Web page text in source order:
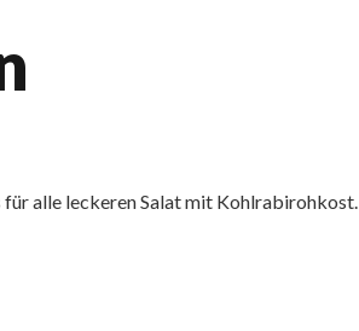
für alle leckeren Salat mit Kohlrabirohkost.